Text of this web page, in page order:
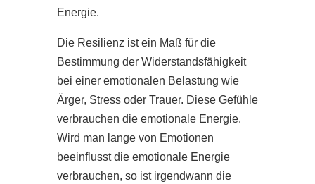
Energie.
Die Resilienz ist ein Maß für die
Bestimmung der Widerstandsfähigkeit
bei einer emotionalen Belastung wie
Ärger, Stress oder Trauer. Diese Gefühle
verbrauchen die emotionale Energie.
Wird man lange von Emotionen
beeinflusst die emotionale Energie
verbrauchen, so ist irgendwann die